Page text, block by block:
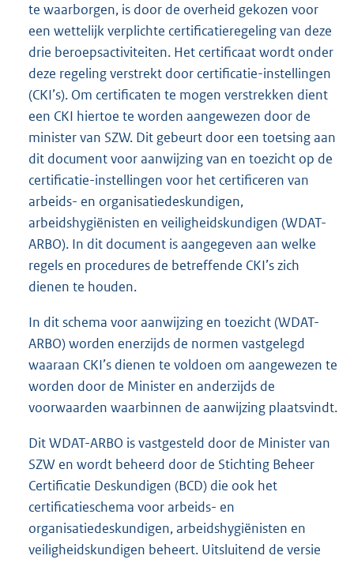
te waarborgen, is door de overheid gekozen voor
een wettelijk verplichte certificatieregeling van deze
drie beroepsactiviteiten. Het certificaat wordt onder
deze regeling verstrekt door certificatie-instellingen
(CKI’s). Om certificaten te mogen verstrekken dient
een CKI hiertoe te worden aangewezen door de
minister van SZW. Dit gebeurt door een toetsing aan
dit document voor aanwijzing van en toezicht op de
certificatie-instellingen voor het certificeren van
arbeids- en organisatiedeskundigen,
arbeidshygiënisten en veiligheidskundigen (WDAT-
ARBO). In dit document is aangegeven aan welke
regels en procedures de betreffende CKI’s zich
dienen te houden.
In dit schema voor aanwijzing en toezicht (WDAT-
ARBO) worden enerzijds de normen vastgelegd
waaraan CKI’s dienen te voldoen om aangewezen te
worden door de Minister en anderzijds de
voorwaarden waarbinnen de aanwijzing plaatsvindt.
Dit WDAT-ARBO is vastgesteld door de Minister van
SZW en wordt beheerd door de Stichting Beheer
Certificatie Deskundigen (BCD) die ook het
certificatieschema voor arbeids- en
organisatiedeskundigen, arbeidshygiënisten en
veiligheidskundigen beheert. Uitsluitend de versie